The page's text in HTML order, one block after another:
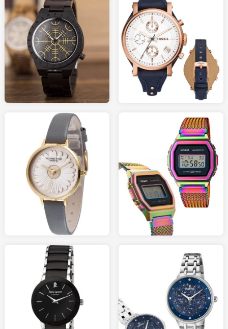
50.00
AMAZON.fr
110.00
AMAZON.fr
49.00
AMAZON.fr
179.00
AMAZON.fr
179.00
109.00